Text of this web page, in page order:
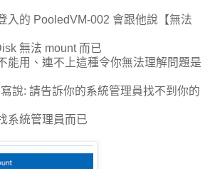
入的 PooledVM-002 會跟他說【無法
無法 mount 而已
能用、連不上這種令你無法理解問題是
說: 請告訴你的系統管理員找不到你的
系統管理員而已